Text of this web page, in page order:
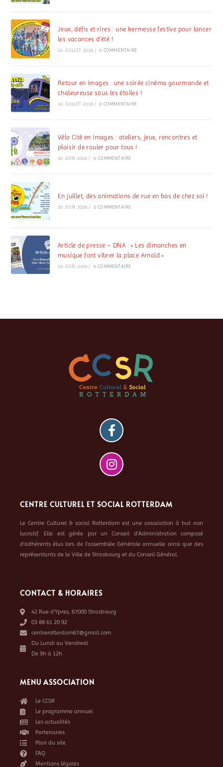
Jeux, défis et rires : une kermesse festive pour lancer
les vacances d’été !
24 JUILLET 2026 / 0 COMMENTAIRE
Retour en images : une soirée cinéma gourmande et
chaleureuse sous les étoiles !
10 JUILLET 2026 / 0 COMMENTAIRE
Vélo Cité en images : ateliers, jeux, rencontres et
plaisir de rouler pour tous !
30 JUIN 2026 / 0 COMMENTAIRE
En juillet, des animations de rue en bas de chez soi !
30 JUIN 2026 / 0 COMMENTAIRE
Article de presse – DNA : « Les dimanches en
musique font vibrer la place Arnold »
19 JUIN 2026 / 0 COMMENTAIRE
CENTRE CULTUREL ET SOCIAL ROTTERDAM
Le Centre Culturel & social Rotterdam est une association à but non
lucratif. Elle est gérée par un Conseil d’Administration composé
d’adhérents élus lors de l’assemblée Générale annuelle ainsi que des
représentants de la Ville de Strasbourg et du Conseil Général.
CONTACT & HORAIRES
42 Rue d’Ypres, 67000 Strasbourg
03 88 61 20 92
centrerotterdam67@gmail.com
Du Lundi au Vendredi
De 9h à 12h
MENU ASSOCIATION
Le CCSR
Le programme annuel
Les actualités
Partenaires
Plan du site
FAQ
Mentions légales